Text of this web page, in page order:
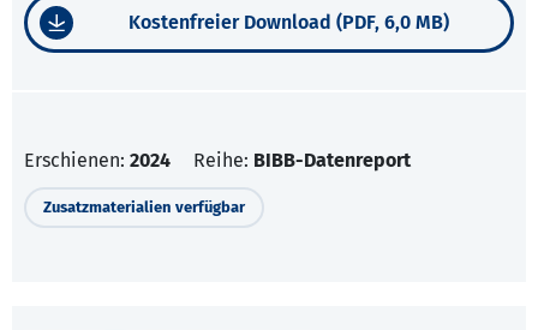
Kostenfreier Download (PDF, 6,0 MB)
Erschienen: 2024 Reihe: BIBB-Datenreport
Zusatzmaterialien verfügbar